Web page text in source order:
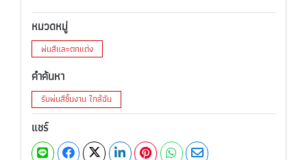
หมวดหมู่
พ่นสีและตกแต่ง
คำค้นหา
รับพ่นสีชิ้นงาน ใกล้ฉัน
แชร์